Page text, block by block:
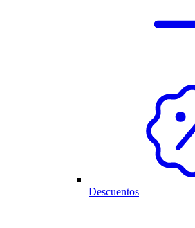
Descuentos